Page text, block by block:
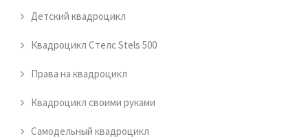
Детский квадроцикл
Квадроцикл Стелс Stels 500
Права на квадроцикл
Квадроцикл своими руками
Самодельный квадроцикл